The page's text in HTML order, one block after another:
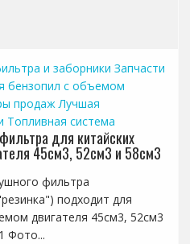
и заборники Запчасти
бензопил с объемом
продаж Лучшая
Топливная система
для китайских
45см3, 52см3 и 58см3
фильтра
подходит для
двигателя 45см3, 52см3
Фото...